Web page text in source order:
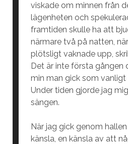
viskade om minnen från
lägenheten och
framtiden skulle ha att
närmare två på natten,
plötsligt vaknade upp,
Det är inte första gången
min man gick som
Under tiden gjorde jag
sängen.
När jag gick genom
känsla, en känsla av att